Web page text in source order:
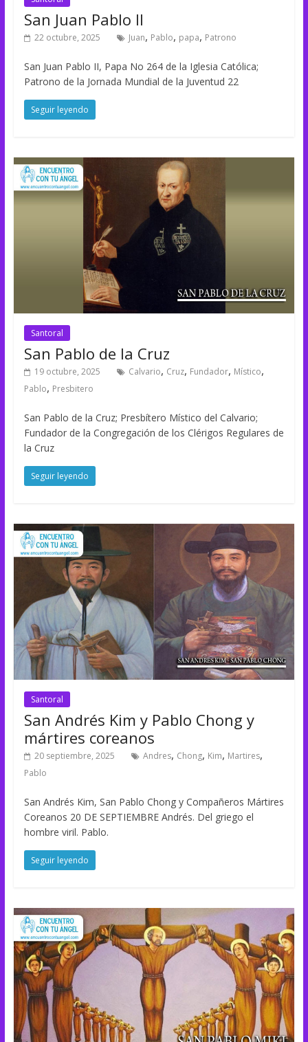
San Juan Pablo II
22 octubre, 2025 Juan, Pablo, papa, Patrono
San Juan Pablo II, Papa No 264 de la Iglesia Católica;
Patrono de la Jornada Mundial de la Juventud 22
Seguir leyendo
Santoral
San Pablo de la Cruz
19 octubre, 2025 Calvario, Cruz, Fundador, Místico,
Pablo, Presbitero
San Pablo de la Cruz; Presbítero Místico del Calvario;
Fundador de la Congregación de los Clérigos Regulares de
la Cruz
Seguir leyendo
Santoral
San Andrés Kim y Pablo Chong y
mártires coreanos
20 septiembre, 2025 Andres, Chong, Kim, Martires,
Pablo
San Andrés Kim, San Pablo Chong y Compañeros Mártires
Coreanos 20 DE SEPTIEMBRE Andrés. Del griego el
hombre viril. Pablo.
Seguir leyendo